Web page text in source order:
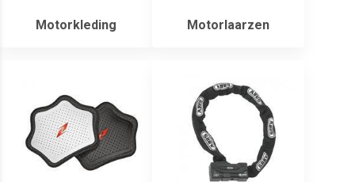
Motorkleding Motorlaarzen